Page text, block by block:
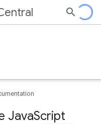
JavaScript